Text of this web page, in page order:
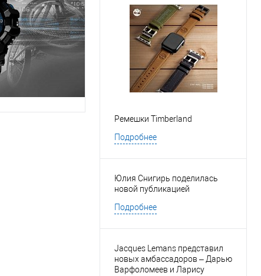
Ремешки Timberland
Подробнее
Юлия Снигирь поделилась
новой публикацией
Подробнее
Jacques Lemans представил
новых амбассадоров – Дарью
Варфоломеев и Ларису